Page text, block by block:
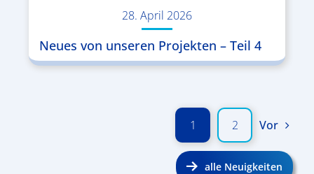
28. April 2026
Neues von unseren Projekten – Teil 4
1 2 Vor
alle Neuigkeiten